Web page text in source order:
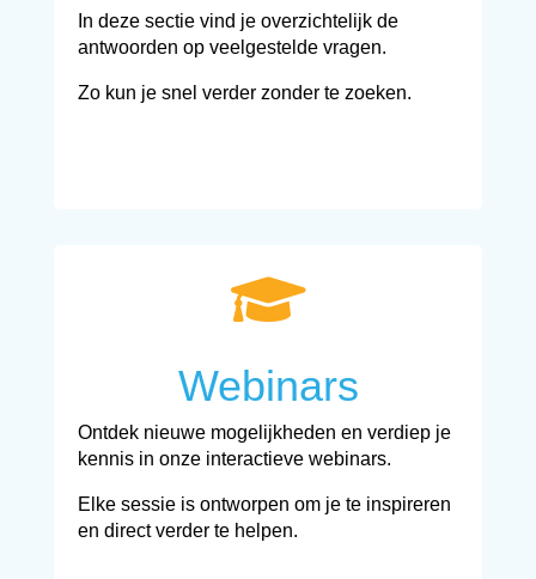
In deze sectie vind je overzichtelijk de
antwoorden op veelgestelde vragen.
Zo kun je snel verder zonder te zoeken.

Webinars
Ontdek nieuwe mogelijkheden en verdiep je
kennis in onze interactieve webinars.
Elke sessie is ontworpen om je te inspireren
en direct verder te helpen.